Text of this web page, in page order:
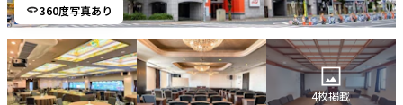
360度写真あり
4枚掲載